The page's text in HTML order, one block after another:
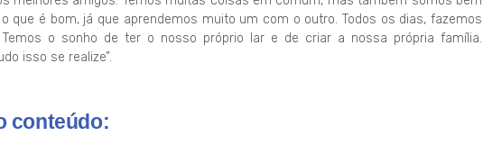
que é bom, já que aprendemos muito um com o outro. Todos os dias, fazemos
o sonho de ter o nosso próprio lar e de criar a nossa própria família.
isso se realize”.
conteúdo: